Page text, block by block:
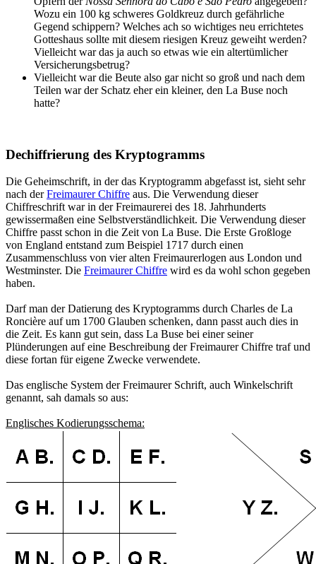
Wozu ein 100 kg schweres Goldkreuz durch gefährliche
Gegend schippern? Welches ach so wichtiges neu errichtetes
Gotteshaus sollte mit diesem riesigen Kreuz geweiht werden?
Vielleicht war das ja auch so etwas wie ein altertümlicher
Versicherungsbetrug?
Vielleicht war die Beute also gar nicht so groß und nach dem
Teilen war der Schatz eher ein kleiner, den La Buse noch
hatte?
Dechiffrierung des Kryptogramms
Die Geheimschrift, in der das Kryptogramm abgefasst ist, sieht sehr
nach derFreimaurer Chiffre aus. Die Verwendung dieser
Chiffreschrift war in der Freimaurerei des 18. Jahrhunderts
gewissermaßen eine Selbstverständlichkeit. Die Verwendung dieser
Chiffre passt schon in die Zeit von La Buse. Die Erste Großloge
von England entstand zum Beispiel 1717 durch einen
Zusammenschluss von vier alten Freimaurerlogen aus London und
Westminster. Die Freimaurer Chiffre wird es da wohl schon gegeben
haben.
Darf man der Datierung des Kryptogramms durch Charles de La
Roncière auf um 1700 Glauben schenken, dann passt auch dies in
die Zeit. Es kann gut sein, dass La Buse bei einer seiner
Plünderungen auf eine Beschreibung der Freimaurer Chiffre traf und
diese fortan für eigene Zwecke verwendete.
Das englische System der Freimaurer Schrift, auch Winkelschrift
genannt, sah damals so aus:
Englisches Kodierungsschema: